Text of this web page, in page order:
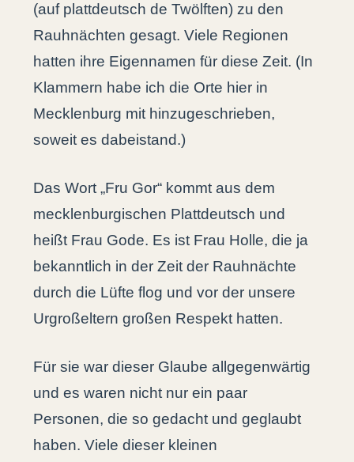
(auf plattdeutsch de Twölften) zu den
Rauhnächten gesagt. Viele Regionen
hatten ihre Eigennamen für diese Zeit. (In
Klammern habe ich die Orte hier in
Mecklenburg mit hinzugeschrieben,
soweit es dabeistand.)
Das Wort „Fru Gor“ kommt aus dem
mecklenburgischen Plattdeutsch und
heißt Frau Gode. Es ist Frau Holle, die ja
bekanntlich in der Zeit der Rauhnächte
durch die Lüfte flog und vor der unsere
Urgroßeltern großen Respekt hatten.
Für sie war dieser Glaube allgegenwärtig
und es waren nicht nur ein paar
Personen, die so gedacht und geglaubt
haben. Viele dieser kleinen